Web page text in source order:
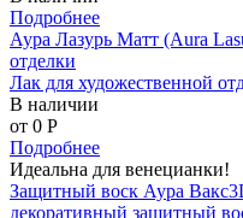
Подробнее
Аура Лазурь Матт (Aura
отделки
Лак для художественной
В наличии
от 0 P
Подробнее
Идеальна для венецианки!
Защитный воск Аура
декоративный защитный